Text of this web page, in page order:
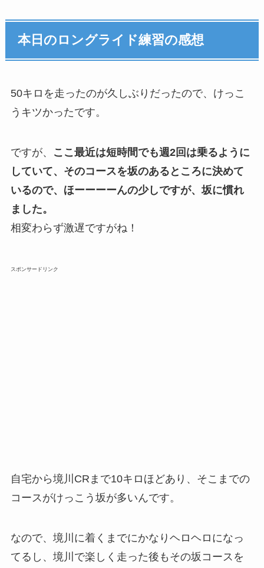
本日のロングライド練習の感想
50キロを走ったのが久しぶりだったので、けっこ
うキツかったです。
ですが、
ここ最近は短時間でも週2回は乗るように
していて、そのコースを坂のあるところに決めて
いるので、ほーーーーんの少しですが、坂に慣れ
ました。
相変わらず激遅ですがね！
スポンサードリンク
自宅から境川CRまで10キロほどあり、そこまでの
コースがけっこう坂が多いんです。
なので、境川に着くまでにかなりヘロヘロになっ
てるし、境川で楽しく走った後もその坂コースを